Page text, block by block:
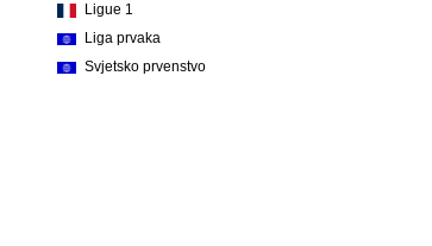
Ligue 1
Liga prvaka
Svjetsko prvenstvo